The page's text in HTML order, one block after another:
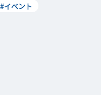
#イベント